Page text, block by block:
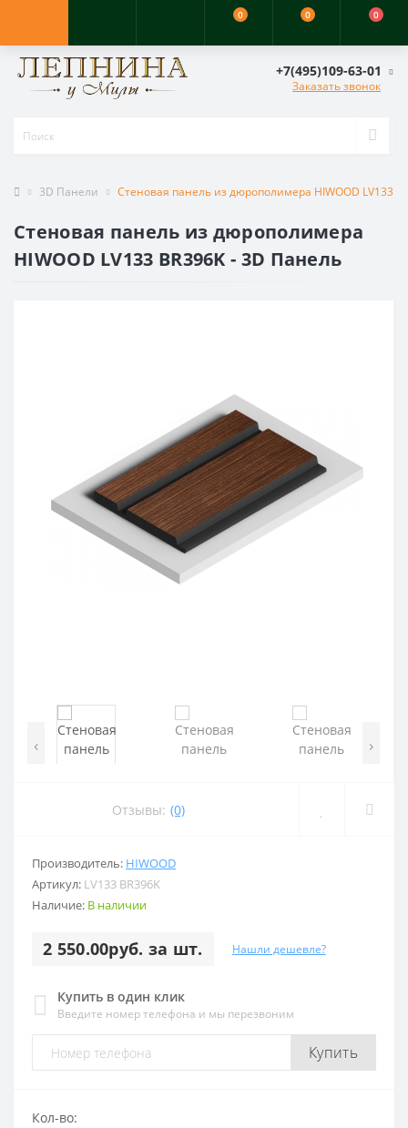
0 0 0
+7(495)109-63-01
Заказать звонок
3D Панели Стеновая панель из дюрополимера HIWOOD LV133
Стеновая панель из дюрополимера
HIWOOD LV133 BR396K - 3D Панель
‹ ›
Отзывы: (0)
Производитель: HIWOOD
Артикул: LV133 BR396K
Наличие: В наличии
2 550.00руб. за шт. Нашли дешевле?
Купить в один клик
Введите номер телефона и мы перезвоним
Купить
Кол-во: